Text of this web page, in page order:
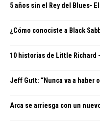
5 años sin el Rey del Blues-
¿Cómo conociste a Black
10 historias de Little Richard
Jeff Gutt: “Nunca va a haber
Arca se arriesga con un